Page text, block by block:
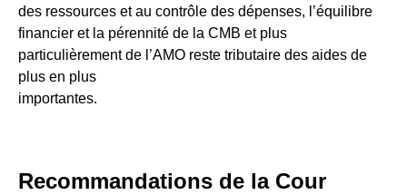
des ressources et au contrôle des dépenses, l’équilibre
financier et la pérennité de la CMB et plus
particulièrement de l’AMO reste tributaire des aides de
plus en plus
importantes.
Recommandations de la Cour